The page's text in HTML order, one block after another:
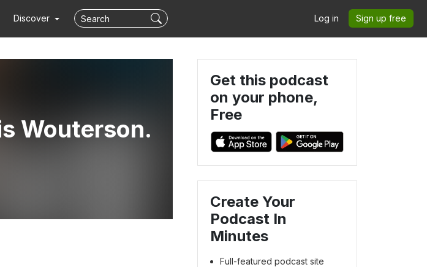
Discover Log in Sign up free
Wouterson.
Get this podcast
on your phone,
Free
Create Your
Podcast In
Minutes
Full-featured podcast site